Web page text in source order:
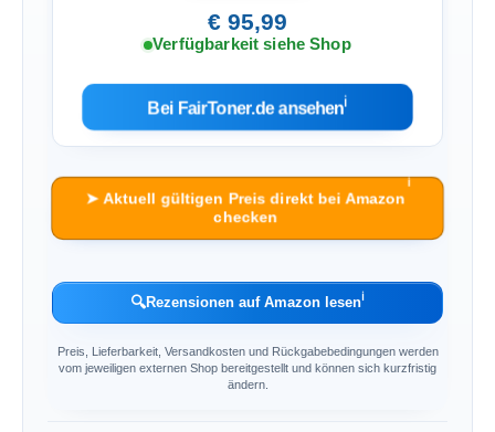
€ 95,99
Verfügbarkeit siehe Shop
Bei FairToner.de ansehenℹ︎
➤ Aktuell gültigen Preis direkt bei Amazon
checken
ℹ︎
🔍Rezensionen auf Amazon lesenℹ︎
Preis, Lieferbarkeit, Versandkosten und Rückgabebedingungen werden
vom jeweiligen externen Shop bereitgestellt und können sich kurzfristig
ändern.